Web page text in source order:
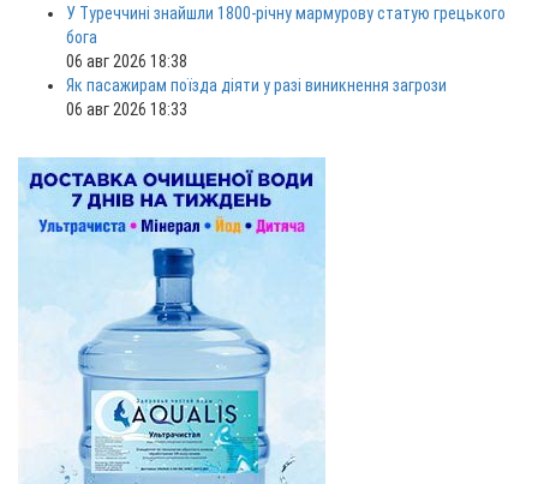
У Туреччині знайшли 1800-річну мармурову статую грецького
бога
06 авг 2026 18:38
Як пасажирам поїзда діяти у разі виникнення загрози
06 авг 2026 18:33